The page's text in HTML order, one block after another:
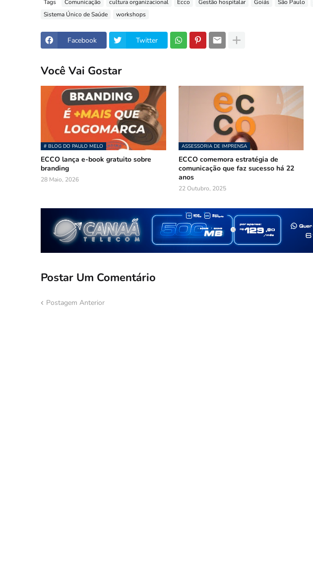
Tags Comunicação cultura organizacional Ecco Gestão hospitalar Goiás São Paulo
Sistema Único de Saúde
workshops
Facebook Twitter
Você Vai Gostar
# BLOG DO PAULO MELO
ECCO lança e-book gratuito sobre
branding
28 Maio, 2026
ASSESSORIA DE IMPRENSA
ECCO comemora estratégia de
comunicação que faz sucesso há 22
anos
22 Outubro, 2025
Postar Um Comentário
Postagem Anterior